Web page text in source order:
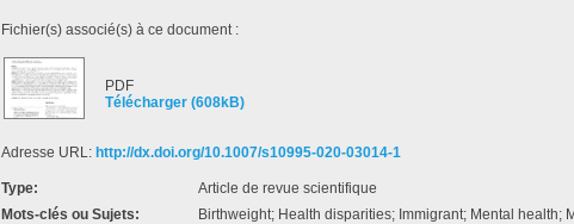
Fichier(s) associé(s) à ce document :
PDF
Télécharger (608kB)
Adresse URL: http://dx.doi.org/10.1007/s10995-020-03014-1
Type:
Article de revue scientifique
Mots-clés ou Sujets:
Birthweight; Health disparities; Immigrant; Mental health;